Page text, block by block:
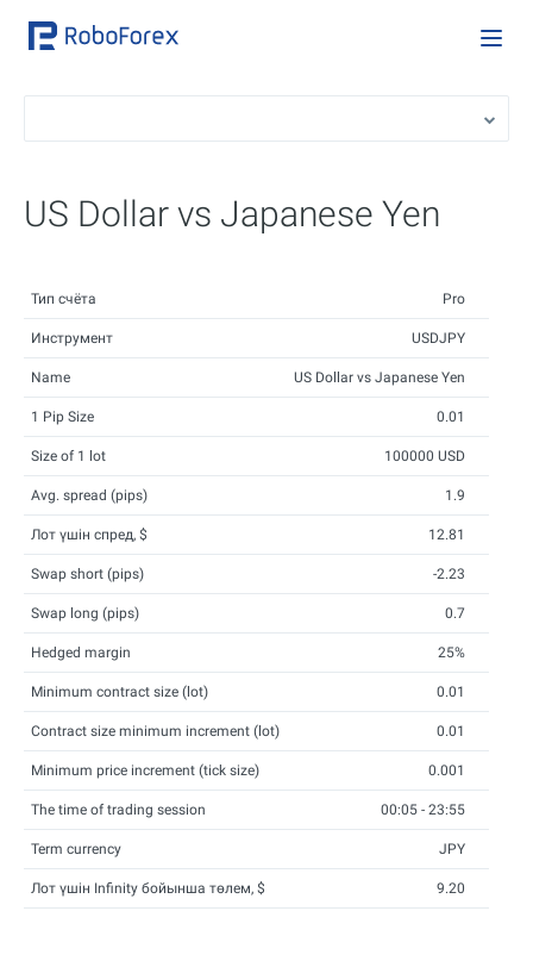
US Dollar vs Japanese Yen
Тип счёта Pro
Инструмент USDJPY
Name US Dollar vs Japanese Yen
1 Pip Size 0.01
Size of 1 lot 100000 USD
Avg. spread (pips) 1.9
Лот үшін спред, $ 12.81
Swap short (pips) -2.23
Swap long (pips) 0.7
Hedged margin 25%
Minimum contract size (lot) 0.01
Contract size minimum increment (lot) 0.01
Minimum price increment (tick size) 0.001
The time of trading session 00:05 - 23:55
Term currency JPY
Лот үшін Infinity бойынша төлем, $ 9.20